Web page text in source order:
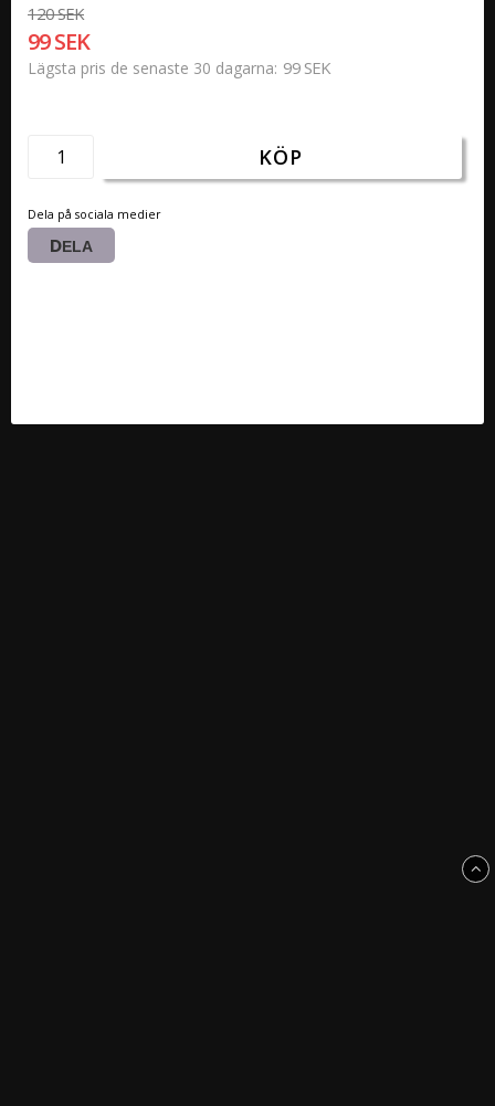
120 SEK
99 SEK
Lägsta pris de senaste 30 dagarna 99 SEK
KÖP
Dela på sociala medier
DELA